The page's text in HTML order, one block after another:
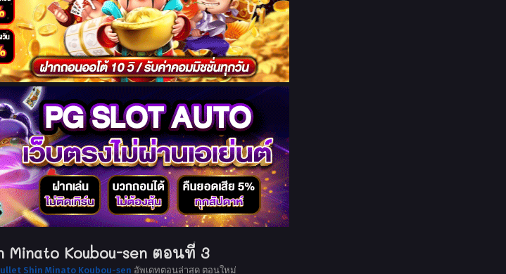
Minato Koubou-sen ตอนที่ 3
Shin Minato Koubou-sen อัพเดทตอนล่าสุด ตอนใหม่